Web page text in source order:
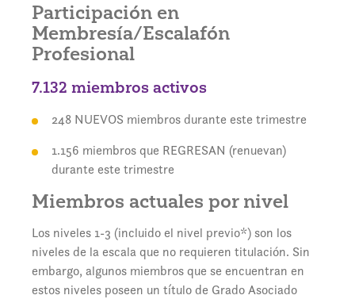
Participación en
Membresía/Escalafón
Profesional
7.132 miembros activos
248 NUEVOS miembros durante este trimestre
1.156 miembros que REGRESAN (renuevan)
durante este trimestre
Miembros actuales por nivel
Los niveles 1-3 (incluido el nivel previo*) son los
niveles de la escala que no requieren titulación. Sin
embargo, algunos miembros que se encuentran en
estos niveles poseen un título de Grado Asociado